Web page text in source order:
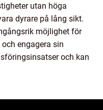
utan höga
dyrare på lång sikt.
möjlighet för
engagera sin
och kan